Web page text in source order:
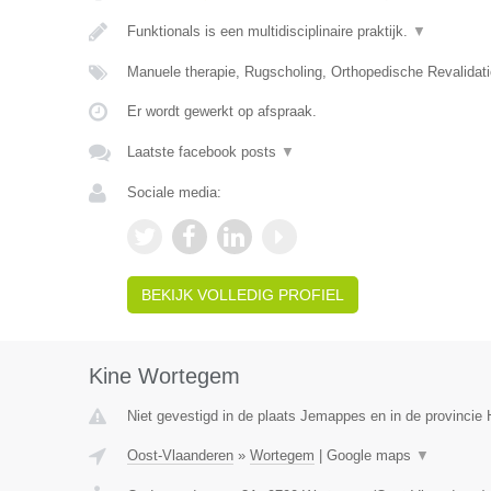
Funktionals is een multidisciplinaire praktijk. ▼
Manuele therapie, Rugscholing, Orthopedische
Er wordt gewerkt op afspraak.
Laatste facebook posts ▼
Sociale media:
BEKIJK VOLLEDIG PROFIEL
Kine Wortegem
Niet gevestigd in de plaats Jemappes en in de provincie
Oost-Vlaanderen» Wortegem Google maps ▼